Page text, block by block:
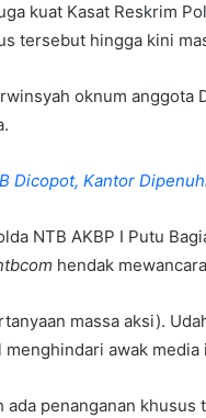
kuat Kasat Reskrim
tersebut hingga kini
oknum
Dicopot, Kantor
NTB AKBP I Putu
hendak
massa aksi).
awak
penanganan